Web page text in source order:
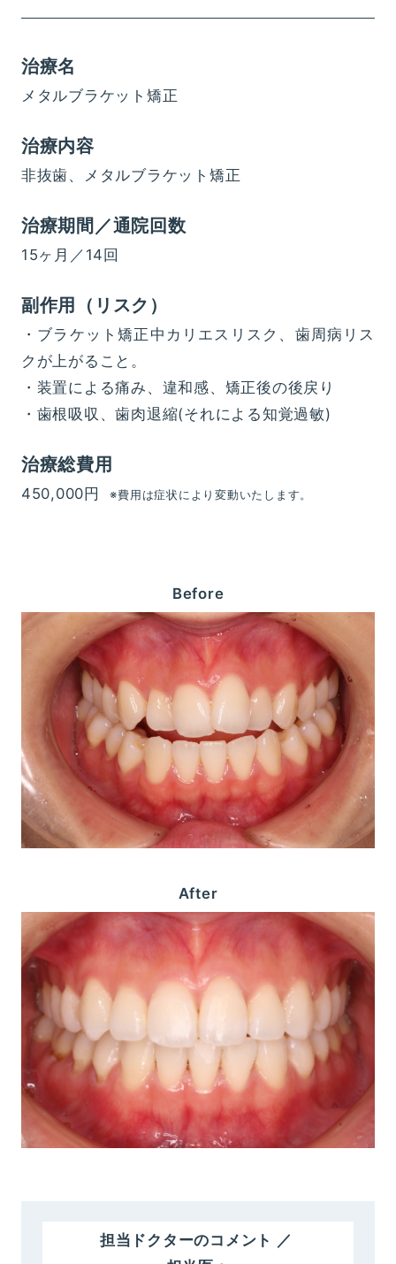
治療名
メタルブラケット矯正
治療内容
非抜歯、メタルブラケット矯正
治療期間／通院回数
15ヶ月／14回
副作用（リスク）
・ブラケット矯正中カリエスリスク、歯周病リス
クが上がること。
・装置による痛み、違和感、矯正後の後戻り
・歯根吸収、歯肉退縮(それによる知覚過敏)
治療総費用
450,000円※費用は症状により変動いたします。
Before
After
担当ドクターのコメント ／